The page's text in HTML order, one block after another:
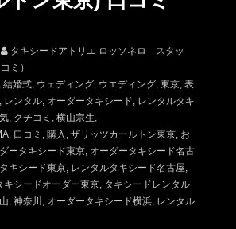
タキシードアトリエ ロッソネロ スタッ
ミ）
結婚式 ウェディング ウエディング 東京 表
レンタル オーダータキシード レンタルタキ
クチコミ
横山宗生
口コミ 購入 ザリッツカールトン東京 お
ータキシード東京 オーダータキシード名古
キシード東京 レンタルタキシード名古屋
キシードオーダー東京 タキシードレンタル
神奈川 オーダータキシード横浜 レンタル